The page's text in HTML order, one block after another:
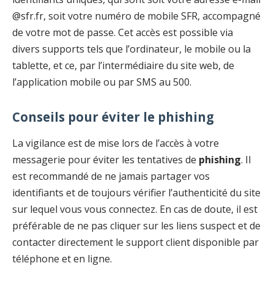
@sfr.fr, soit votre numéro de mobile SFR, accompagné
de votre mot de passe. Cet accès est possible via
divers supports tels que l’ordinateur, le mobile ou la
tablette, et ce, par l’intermédiaire du site web, de
l’application mobile ou par SMS au 500.
Conseils pour éviter le phishing
La vigilance est de mise lors de l’accès à votre
messagerie pour éviter les tentatives de phishing. Il
est recommandé de ne jamais partager vos
identifiants et de toujours vérifier l’authenticité du site
sur lequel vous vous connectez. En cas de doute, il est
préférable de ne pas cliquer sur les liens suspect et de
contacter directement le support client disponible par
téléphone et en ligne.